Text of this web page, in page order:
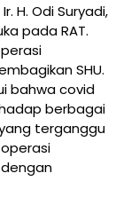
H. Odi Suryadi,
pada RAT.
SHU.
bahwa covid
berbagai
terganggu